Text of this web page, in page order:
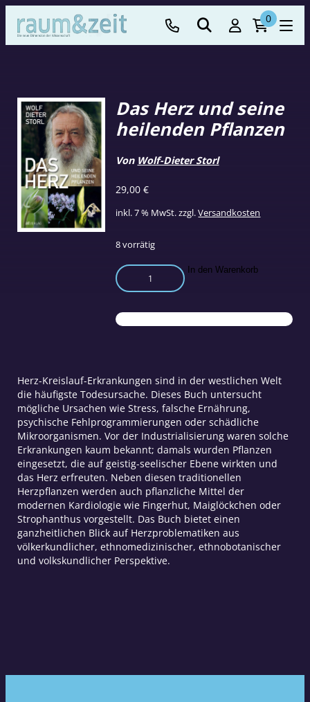
0
Das Herz und seine
heilenden Pflanzen
29,00€
inkl. 7 % MwSt.zzgl.Versandkosten
Von Wolf-Dieter Storl
8 vorrätig
Das
Herz
seine
heilenden
In den Warenkorb
Herz-Kreislauf-Erkrankungen sind in der westlichen Welt
die häufigste Todesursache. Dieses Buch untersucht
mögliche Ursachen wie Stress, falsche Ernährung,
psychische Fehlprogrammierungen oder schädliche
Mikroorganismen. Vor der Industrialisierung waren solche
Erkrankungen kaum bekannt; damals wurden Pflanzen
eingesetzt, die auf geistig-seelischer Ebene wirkten und
das Herz erfreuten. Neben diesen traditionellen
Herzpflanzen werden auch pflanzliche Mittel der
modernen Kardiologie wie Fingerhut, Maiglöckchen oder
Strophanthus vorgestellt. Das Buch bietet einen
ganzheitlichen Blick auf Herzproblematiken aus
völkerkundlicher, ethnomedizinischer, ethnobotanischer
und volkskundlicher Perspektive.